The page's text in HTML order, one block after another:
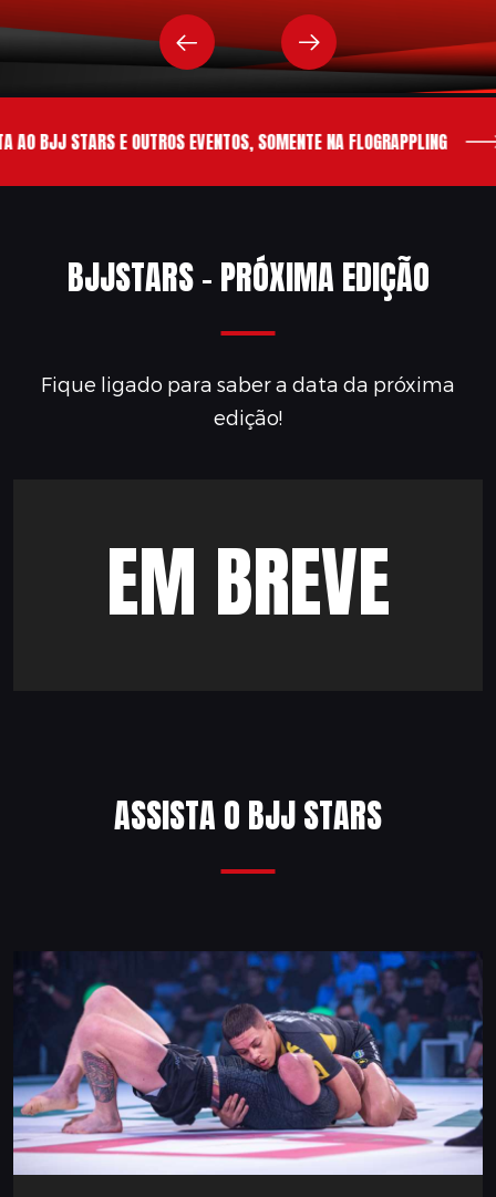
BJJ STARS E OUTROS EVENTOS, SOMENTE NA FLOGRAPPLING
BJJSTARS - PRÓXIMA EDIÇÃO
Fique ligado para saber a data da próxima
edição!
EM BREVE
ASSISTA O BJJ STARS